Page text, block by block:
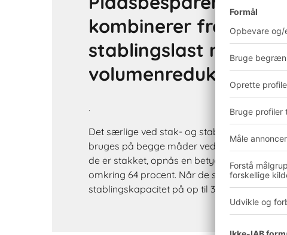
kombinerer
stablingslast med
volumenreduktion
.
Det særlige ved stak- og stabelbare kasser
bruges på begge måder ved blot at dreje
de er stakket, opnås en betydelig
omkring 64 procent. Når de stables, er der
stablingskapacitet på op til 300 kg.